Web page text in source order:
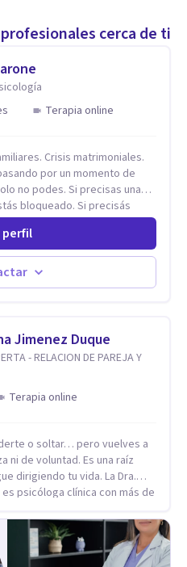
cerca de ti
Terapia online
Crisis matrimoniales.
por un momento de
no podes. Si precisas una
bloqueado. Si precisás
proyectos, objetivos,
lo que te pasa no es tan
en adicciones y tu
está pasando. No dudes
a resolver la situación que
perfil
Jimenez Duque
- RELACION DE PAREJA Y
Terapia online
o soltar… pero vuelves a
ni de voluntad. Es una raíz
tu vida. La Dra.
psicóloga clínica con más de
en el abordaje profundo de la
dependencia emocional y los